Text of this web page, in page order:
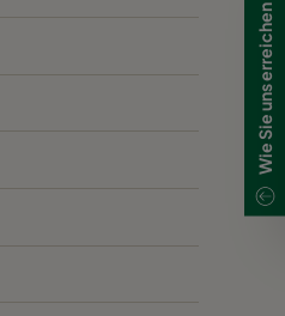
Wie Sie uns erreichen